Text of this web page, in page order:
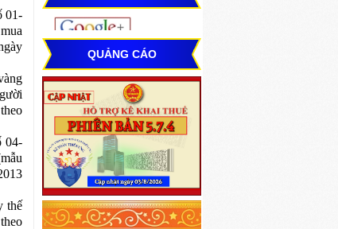
01-
04-
thế
QUẢNG CÁO